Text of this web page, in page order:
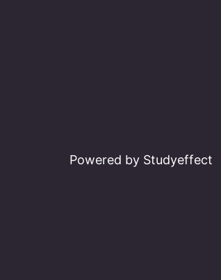
Powered by Studyeffect